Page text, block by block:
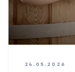
24.05.2026